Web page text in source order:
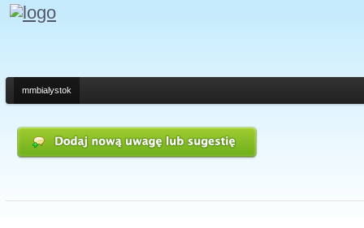
mmbialystok